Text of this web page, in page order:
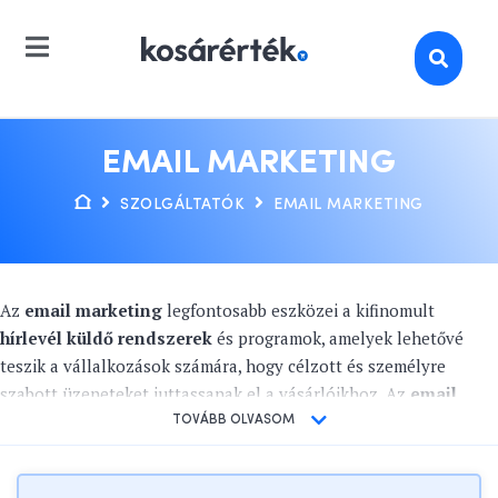
EMAIL MARKETING
SZOLGÁLTATÓK EMAIL MARKETING
Az email marketing legfontosabb eszközei a kifinomult
hírlevél küldő rendszerek és programok, amelyek lehetővé
teszik a vállalkozások számára, hogy célzott és személyre
szabott üzeneteket juttassanak el a vásárlóikhoz. Az email
marketing szolgáltatásoksegítik a vállalkozásokat abban,
hogy hatékonyan kommunikáljanak és kölcsönhatásba lépjenek
a vásárlóikkal, folyamatosan értesítve őket az újdonságokról,
TOVÁBB OLVASOM